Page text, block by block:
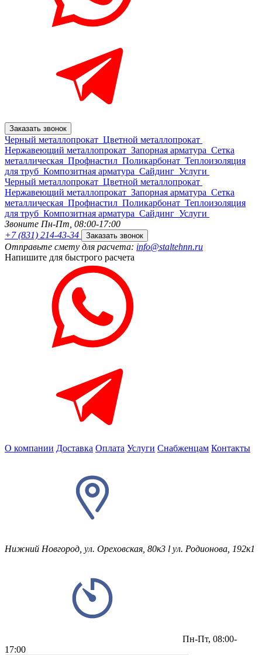
Заказать звонок
Черный металлопрокат Цветной металлопрокат
Нержавеющий металлопрокат Запорная арматура Сетка
металлическая Профнастил Поликарбонат Теплоизоляция
для труб Композитная арматура Сайдинг Услуги
Черный металлопрокат Цветной металлопрокат
Нержавеющий металлопрокат Запорная арматура Сетка
металлическая Профнастил Поликарбонат Теплоизоляция
для труб Композитная арматура Сайдинг Услуги
Звоните Пн-Пт, 08:00-17:00
+7 (831) 214-43-34
Заказать звонок
Отправьте смету для расчета: info@staltehnn.ru
Напишите для быстрого расчета
О компании Доставка Оплата Услуги Снабженцам Контакты
Нижний Новгород, ул. Ореховская, 80к3 l ул. Родионова, 192к1
Пн-Пт, 08:00-
17:00